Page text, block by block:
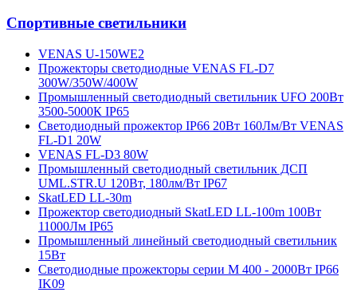
Спортивные светильники
VENAS U-150WE2
Прожекторы светодиодные VENAS FL-D7
300W/350W/400W
Промышленный светодиодный светильник UFO 200Вт
3500-5000К IP65
Cветодиодный прожектор IP66 20Вт 160Лм/Вт VENAS
FL-D1 20W
VENAS FL-D3 80W
Промышленный светодиодный светильник ДСП
UML.STR.U 120Вт, 180лм/Вт IP67
SkatLED LL-30m
Прожектор светодиодный SkatLED LL-100m 100Вт
11000Лм IP65
Промышленный линейный светодиодный светильник
15Вт
Светодиодные прожекторы серии М 400 - 2000Вт IP66
IK09